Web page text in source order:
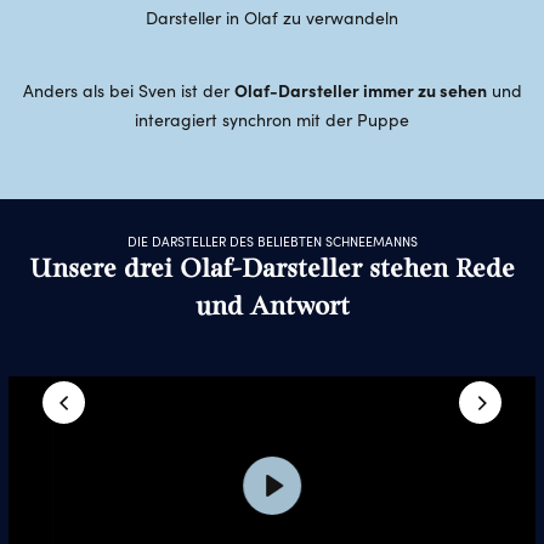
Darsteller in Olaf zu verwandeln
Anders als bei Sven ist derOlaf-Darsteller immer zu sehenund
interagiert synchron mit der Puppe
DIE DARSTELLER DES BELIEBTEN SCHNEEMANNS
Unsere drei Olaf-Darsteller stehen Rede
und Antwort
Play